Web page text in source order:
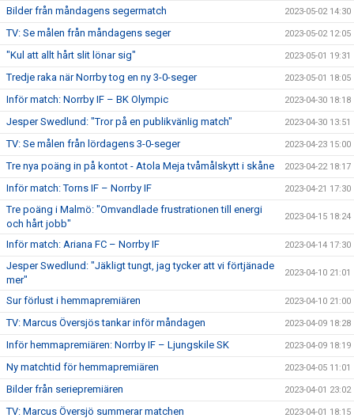
Bilder från måndagens segermatch 2023-05-02 14:30
TV: Se målen från måndagens seger 2023-05-02 12:05
"Kul att allt hårt slit lönar sig" 2023-05-01 19:31
Tredje raka när Norrby tog en ny 3-0-seger 2023-05-01 18:05
Inför match: Norrby IF – BK Olympic 2023-04-30 18:18
Jesper Swedlund: "Tror på en publikvänlig match" 2023-04-30 13:51
TV: Se målen från lördagens 3-0-seger 2023-04-23 15:00
Tre nya poäng in på kontot - Atola Meja tvåmålskytt i skåne 2023-04-22 18:17
Inför match: Torns IF – Norrby IF 2023-04-21 17:30
Tre poäng i Malmö: "Omvandlade frustrationen till energi
och hårt jobb"
2023-04-15 18:24
Inför match: Ariana FC – Norrby IF 2023-04-14 17:30
Jesper Swedlund: "Jäkligt tungt, jag tycker att vi förtjänade
mer"
2023-04-10 21:01
Sur förlust i hemmapremiären 2023-04-10 21:00
TV: Marcus Översjös tankar inför måndagen 2023-04-09 18:28
Inför hemmapremiären: Norrby IF – Ljungskile SK 2023-04-09 18:19
Ny matchtid för hemmapremiären 2023-04-05 11:01
Bilder från seriepremiären 2023-04-01 23:02
TV: Marcus Översjö summerar matchen 2023-04-01 18:15